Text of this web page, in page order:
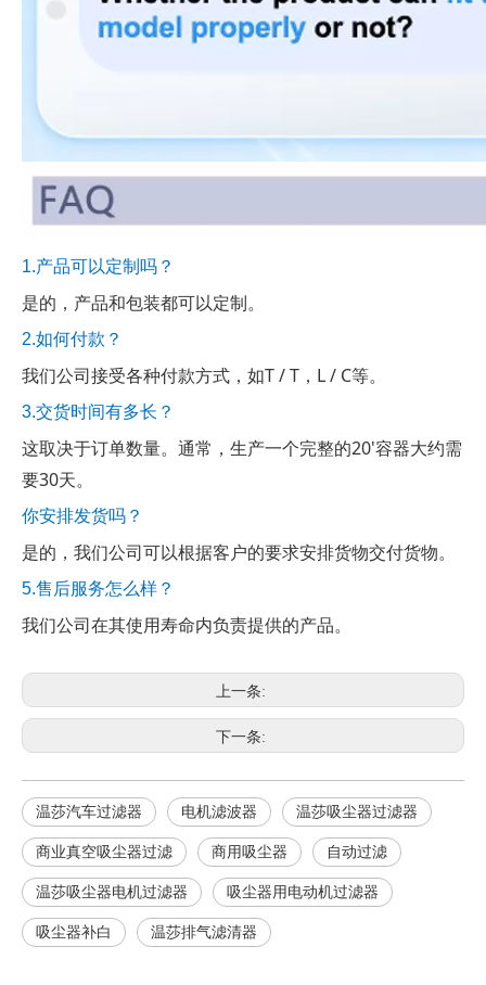
1.产品可以定制吗？
是的，产品和包装都可以定制。
2.如何付款？
我们公司接受各种付款方式，如T / T，L / C等。
3.交货时间有多长？
这取决于订单数量。通常，生产一个完整的20'容器大约需
要30天。
你安排发货吗？
是的，我们公司可以根据客户的要求安排货物交付货物。
5.售后服务怎么样？
我们公司在其使用寿命内负责提供的产品。
上一条:
下一条:
温莎汽车过滤器 电机滤波器 温莎吸尘器过滤器
商业真空吸尘器过滤 商用吸尘器 自动过滤
温莎吸尘器电机过滤器 吸尘器用电动机过滤器
吸尘器补白 温莎排气滤清器